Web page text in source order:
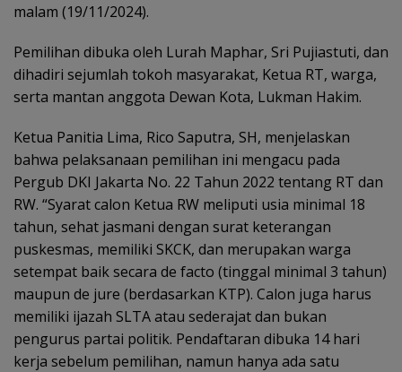
malam (19/11/2024).
Pemilihan dibuka oleh Lurah Maphar, Sri Pujiastuti, dan
dihadiri sejumlah tokoh masyarakat, Ketua RT, warga,
serta mantan anggota Dewan Kota, Lukman Hakim.
Ketua Panitia Lima, Rico Saputra, SH, menjelaskan
bahwa pelaksanaan pemilihan ini mengacu pada
Pergub DKI Jakarta No. 22 Tahun 2022 tentang RT dan
RW. “Syarat calon Ketua RW meliputi usia minimal 18
tahun, sehat jasmani dengan surat keterangan
puskesmas, memiliki SKCK, dan merupakan warga
setempat baik secara de facto (tinggal minimal 3 tahun)
maupun de jure (berdasarkan KTP). Calon juga harus
memiliki ijazah SLTA atau sederajat dan bukan
pengurus partai politik. Pendaftaran dibuka 14 hari
kerja sebelum pemilihan, namun hanya ada satu